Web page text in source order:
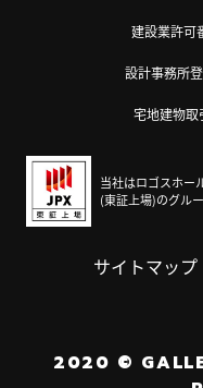
建設業許可
設計事務所
宅地建物取
当社はロゴスホー
(東証上場)のグル
サイトマップ
2020 ©